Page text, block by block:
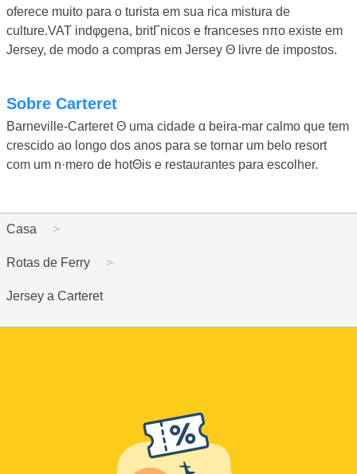
oferece muito para o turista em sua rica mistura de
culture.VAT indφgena, britΓnicos e franceses nπo existe em
Jersey, de modo a compras em Jersey Θ livre de impostos.
Sobre Carteret
Barneville-Carteret Θ uma cidade α beira-mar calmo que tem
crescido ao longo dos anos para se tornar um belo resort
com um n·mero de hotΘis e restaurantes para escolher.
Casa
Rotas de Ferry
Jersey a Carteret